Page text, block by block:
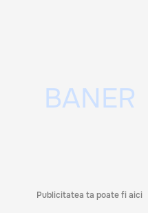
Publicitatea ta poate fi aici